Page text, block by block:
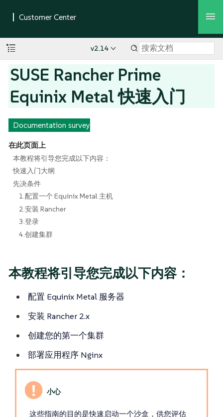
v2.14
SUSE Rancher Prime
Equinix Metal 快速入门
Documentation survey
在此页面上
本教程将引导您完成以下内容：
快速入门大纲
先决条件
1.配置一个 Equinix Metal 主机
2.安装 Rancher
3.登录
4.创建集群
本教程将引导您完成以下内容：
配置 Equinix Metal 服务器
安装 Rancher 2.x
创建您的第一个集群
部署应用程序 Nginx
这些指南的目的是快速启动一个沙盒，供您评估